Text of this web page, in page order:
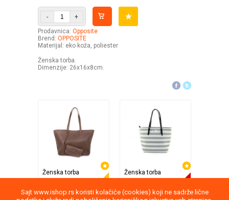
Sajt www.ishop.rs koristi kolačiće (cookies) koji ne sadrže lične
-
+
Prodavnica: Opposite
Brend: OPPOSITE
Materijal: eko koža, poliester
Ženska torba.
Dimenzije: 26x16x8cm.
Ženska torba
2.799,00 3.999,0030%
Ženska torba
999,00 3.499,0071%